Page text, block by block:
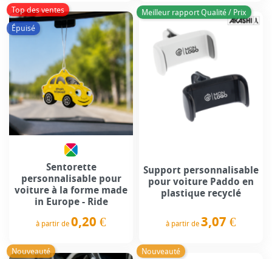
Top des ventes
Épuisé
Sentorette
personnalisable pour
voiture à la forme made
in Europe - Ride
à partir de 0,20 €
Meilleur rapport Qualité / Prix
Support personnalisable
pour voiture Paddo en
plastique recyclé
à partir de 3,07 €
Nouveauté Nouveauté